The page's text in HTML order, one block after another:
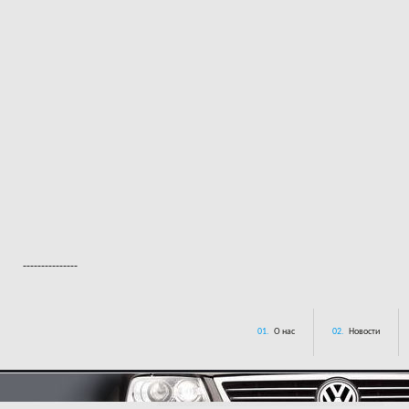
---------------
01. О нас 02. Новости